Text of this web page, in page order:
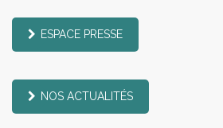
ESPACE PRESSE
NOS ACTUALITÉS